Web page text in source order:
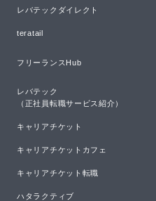
レバテックダイレクト
teratail
フリーランスHub
レバテック
（正社員転職サービス紹介）
キャリアチケット
キャリアチケットカフェ
キャリアチケット転職
ハタラクティブ